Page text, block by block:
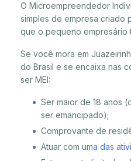
O Microempreendedor
simples de empresa criado
que o pequeno empresário
Se você mora em
do Brasil e se encaixa nas
ser MEI:
Ser maior de 18 anos
ser emancipado);
Comprovante de
Atuar com uma das